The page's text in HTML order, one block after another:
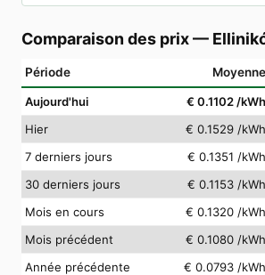
Comparaison des prix—
Période Moyenne
Aujourd'hui € 0.1102 /kWh
Hier
€ 0.1529 /kWh
7 derniers jours
€ 0.1351 /kWh
30 derniers jours
€ 0.1153 /kWh
Mois en cours
€ 0.1320 /kWh
Mois précédent
€ 0.1080 /kWh
Année précédente
€ 0.0793 /kWh